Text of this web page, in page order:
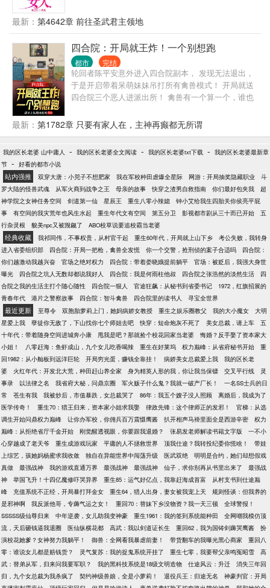
惬意的乡村生活……
最新： 第4642章 前往圣武君主领地
四合院：开局就王炸！一个别想跑
都市 完结
轮回者陈平安意外进入四合院副本， 发现无法退出，
于是开启带着呆萌妹妹吊打所有禽兽模式！ 开局就送
四合院三个恶人进派出所！ 禽兽有一个算一个，谁也
最新： 第1782章 只要有家人在，主神再癫都无所谓
我的区长老婆 山中庸人 - 我的区长老婆全文阅读 - 我的区长老婆txt下载 - 我的区长老婆最新章
节 - 好看的都市小说
站内强推 双穿大唐：小兕子不想肥家 我在军校种田虐爆全星际 网游：开局抽奖隐藏职业
斗
罗大陆的怪兽武魂
从军火商到战争之王 母亲的故事 快穿之渣男自救指南 你们最好包夹我
超
神学院之女神任务空间
剑道第一仙 星辰王 重生八零小辣媳
钟小艾给我生四胎关你侯亮平屁
事
有空间的我灾荒年也风生水起 重生年代文有空间 第五分卫 影视都市剧从三十而已开始
五
行杂灵根
貌美npc又被觊觎了 ABO校草说要追校霸当老婆
经典收藏 我祁同伟，不事权贵，从村官干起 重生60年代，开局就上山下乡
考公失败，我转身
进入省委组织部
四合院：开局一把枪，禽兽全发慌 你一个交警，抢刑侦的案子合适吗
四合院：
你们越激动我越兴奋
官场之绝对权力 四合院：带着娄晓娥提前躺平
官场：被贬后，我强大身世
曝光
四合院之坑人无数却都说我好人 四合院：我是何雨柱他叔 四合院之张浩然的淡然生活
四
合院之我的生活主打个随心随性
四合院一狠人 官途狂飙：从秘书到省委书记
1972，红旗招展的
青春年代
港片之警察故事 四合院：智斗禽兽 四合院里的读书人 寻宝全世界
最近更新 至尊令 双胞胎萝莉上门，她妈病娇女教授 重生之娱乐圈教父 我的大小魔女
大明
星爱上我
孽徒你无敌了，下山找你七个师姐去吧 快穿：短命炮灰不死了 美女总裁，请上车
五
十年代：带着随身空间进城奔小康
甩我是吧？那就捡个校花回家当老婆
悔婚？反手娶了资本家大
小姐！
八零赶海：鱼虾成山，九个女儿吃香喝辣 重生在好莱坞 权力巅峰：从省府秘书开始
重
回1982：从小舢板到远洋巨轮
开局穷光蛋，赚钱全靠挂！ 病娇美女总裁爱上我
我的区长老
婆
火红年代：开发北大荒，种田赶山养全家 身为精英人形的我，你让我当保镖 交叉平行线
灵
事录
以法律之名 我省府大秘，问鼎京圈 军火贩子什么鬼？我就一破产厂长！
一名SS士兵的日
常
苍生有我 我被炒后，市值暴跌，女总裁哭了 86年：我五个嫂子没人照顾
离婚后，我成为了
医学传奇！
重生70：猎王归来，资本家小姐求我娶 律政先锋：这个律师正的发邪！
官梯：从选
调生开始问鼎权力巅峰
让你办军校，你佣兵百万震慑鹰酱 扒开相声马褂里面全是西游辛密
权力
巅峰：从拒绝省厅千金开始
刚觉醒透视眼，你要跟我退婚？ 张易发老师解读书籍文字版
一不小
心穿越成了老天爷
重生成游戏玩家 平庸的人不拯救世界 顶我仕途？我转投纪委你慌啥！
带娃
上综艺，孩她妈杨蜜求我收敛
独自在异能世界中闯荡升级 医武双绝
明明是合约，她们却想假戏
真做
最强战神 我的游戏直通万界 最强战神 最强战神 仙子，求你别再从书里出来了
最强战
神
举国飞升！十四亿魔修吓哭异界 重生85：运气好亿点，我靠赶海成首富
从村支书到仕途巅
峰
充值系统不正经，开局暴打拜金女 重生64，猎人出身，妻女被我宠上天
规则怪谈：但我养的
是邪神啊
我反派他哥，专薅气运之女！ 重回70：替妹下乡没物资？我一天三顿
全球警报！
SSSSS级仙尊归来
中年逆袭，女儿助我变神豪 重生1961：我的签到系统能种田
全网嘲我模仿顶
流，天后砸钱逼我退圈
医仙纵横花都 高武：我以剑道证长生 重回62，我为国铸剑薅哭鹰酱
扮
演校花她爹？女神努力我躺平！
御兽：全网看我暴虐前妻！ 带货翻车的我曝光黑心商家
重回八
零：谁说女儿都是赔钱货？
灵气复苏：我的捉鬼系统开挂了 重生七零，我要帮父亲鸣冤昭雪
高
武：替弟从军，归来问我要军职？
我的黑科技系统是18级文明造物 仕途风云：升迁
消失三年回
归，九个女总裁为我杀疯了
契约神级兽娘，全是小萝莉！ 退役兵王：归途无名
神豪判官：开局